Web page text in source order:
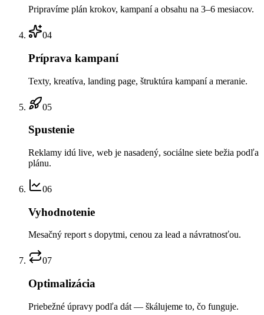
Pripravíme plán krokov, kampaní a obsahu na 3–6 mesiacov.
04
Príprava kampaní
Texty, kreatíva, landing page, štruktúra kampaní a meranie.
05
Spustenie
Reklamy idú live, web je nasadený, sociálne siete bežia podľa
plánu.
06
Vyhodnotenie
Mesačný report s dopytmi, cenou za lead a návratnosťou.
07
Optimalizácia
Priebežné úpravy podľa dát — škálujeme to, čo funguje.